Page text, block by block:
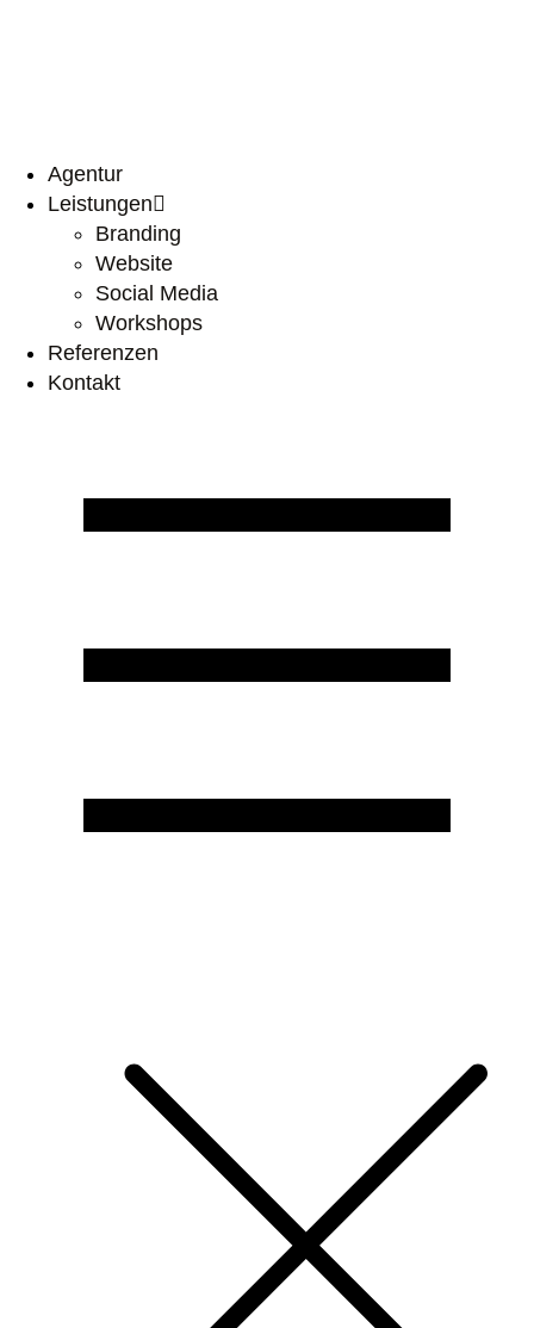
Agentur
Leistungen
Branding
Website
Social Media
Workshops
Referenzen
Kontakt